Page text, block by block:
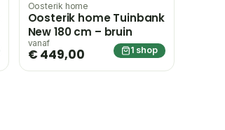
Oosterik home
Oosterik home Tuinbank
New 180 cm – bruin
vanaf
€ 449,00 1 shop